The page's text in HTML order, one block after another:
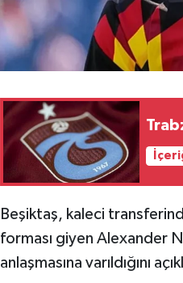
Beşiktaş, kaleci
forması giyen Alexander
anlaşmasına varıldığını